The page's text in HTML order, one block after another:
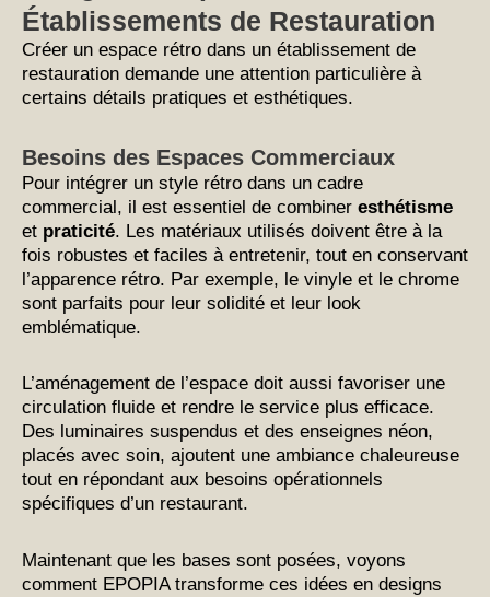
Établissements de Restauration
Créer un espace rétro dans un établissement de
restauration demande une attention particulière à
certains détails pratiques et esthétiques.
Besoins des Espaces Commerciaux
Pour intégrer un style rétro dans un cadre
commercial, il est essentiel de combiner esthétisme
et praticité. Les matériaux utilisés doivent être à la
fois robustes et faciles à entretenir, tout en conservant
l’apparence rétro. Par exemple, le vinyle et le chrome
sont parfaits pour leur solidité et leur look
emblématique.
L’aménagement de l’espace doit aussi favoriser une
circulation fluide et rendre le service plus efficace.
Des luminaires suspendus et des enseignes néon,
placés avec soin, ajoutent une ambiance chaleureuse
tout en répondant aux besoins opérationnels
spécifiques d’un restaurant.
Maintenant que les bases sont posées, voyons
comment EPOPIA transforme ces idées en designs